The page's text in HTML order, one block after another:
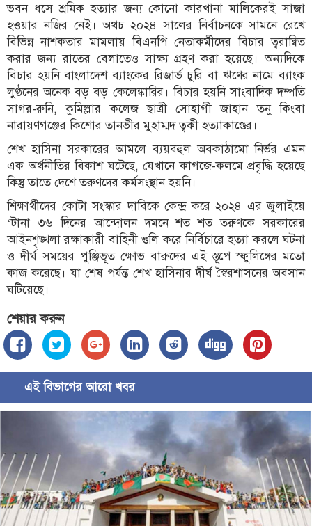
ভবন ধসে শ্রমিক হত্যার জন্য কোনো কারখানা মালিকেরই সাজা
হওয়ার নজির নেই। অথচ ২০২৪ সালের নির্বাচনকে সামনে রেখে
বিভিন্ন নাশকতার মামলায় বিএনপি নেতাকর্মীদের বিচার ত্বরান্বিত
করার জন্য রাতের বেলাতেও সাক্ষ্য গ্রহণ করা হয়েছে। অন্যদিকে
বিচার হয়নি বাংলাদেশ ব্যাংকের রিজার্ভ চুরি বা ঋণের নামে ব্যাংক
লুণ্ঠনের অনেক বড় বড় কেলেঙ্কারির। বিচার হয়নি সাংবাদিক দম্পতি
সাগর-রুনি, কুমিল্লার কলেজ ছাত্রী সোহাগী জাহান তনু কিংবা
নারায়ণগঞ্জের কিশোর তানভীর মুহাম্মদ ত্বকী হত্যাকাণ্ডের।
শেখ হাসিনা সরকারের আমলে ব্যয়বহুল অবকাঠামো নির্ভর এমন
এক অর্থনীতির বিকাশ ঘটেছে, যেখানে কাগজে-কলমে প্রবৃদ্ধি হয়েছে
কিন্তু তাতে দেশে তরুণদের কর্মসংস্থান হয়নি।
শিক্ষার্থীদের কোটা সংস্কার দাবিকে কেন্দ্র করে ২০২৪ এর জুলাইয়ে
‘টানা ৩৬ দিনের আন্দোলন দমনে শত শত তরুণকে সরকারের
আইনশৃঙ্খলা রক্ষাকারী বাহিনী গুলি করে নির্বিচারে হত্যা করলে ঘটনা
ও দীর্ঘ সময়ের পুঞ্জিভূত ক্ষোভ বারুদের এই স্তূপে স্ফুলিঙ্গের মতো
কাজ করেছে। যা শেষ পর্যন্ত শেখ হাসিনার দীর্ঘ স্বৈরশাসনের অবসান
ঘটিয়েছে।
শেয়ার করুন
এই বিভাগের আরো খবর